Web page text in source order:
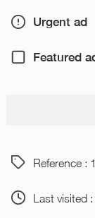
Urgent ad
Featured
Reference :
Last visited